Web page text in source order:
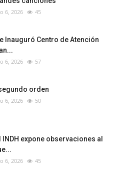
6, 2026 45
Inauguró Centro de Atención
6, 2026 57
orden
6, 2026 50
expone observaciones al
6, 2026 45